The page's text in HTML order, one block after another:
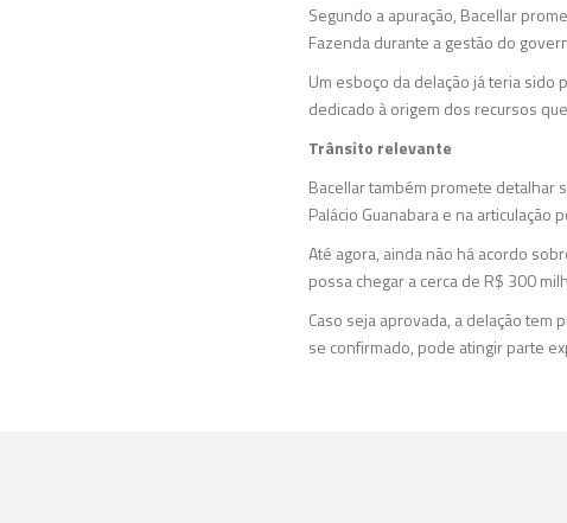
Segundo a apuração, Bacellar
Fazenda durante a gestão do
Um esboço da delação já teria sido
dedicado à origem dos recursos
Trânsito relevante
Bacellar também promete detalhar
Palácio Guanabara e na articulação
Até agora, ainda não há acordo
possa chegar a cerca de R$ 300
Caso seja aprovada, a delação tem
se confirmado, pode atingir parte